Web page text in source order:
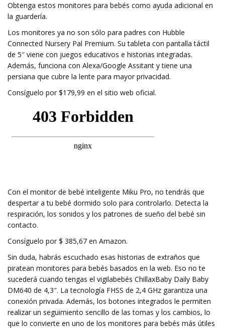
Obtenga estos monitores para bebés como ayuda adicional en
la guardería.
Los monitores ya no son sólo para padres con Hubble
Connected Nursery Pal Premium. Su tableta con pantalla táctil
de 5″ viene con juegos educativos e historias integradas.
Además, funciona con Alexa/Google Assitant y tiene una
persiana que cubre la lente para mayor privacidad.
Consíguelo por $179,99 en el sitio web oficial.
Con el monitor de bebé inteligente Miku Pro, no tendrás que
despertar a tu bebé dormido solo para controlarlo. Detecta la
respiración, los sonidos y los patrones de sueño del bebé sin
contacto.
Consíguelo por $ 385,67 en Amazon.
Sin duda, habrás escuchado esas historias de extraños que
piratean monitores para bebés basados ​​en la web. Eso no te
sucederá cuando tengas el vigilabebés ChillaxBaby Daily Baby
DM640 de 4,3″. La tecnología FHSS de 2,4 GHz garantiza una
conexión privada. Además, los botones integrados le permiten
realizar un seguimiento sencillo de las tomas y los cambios, lo
que lo convierte en uno de los monitores para bebés más útiles